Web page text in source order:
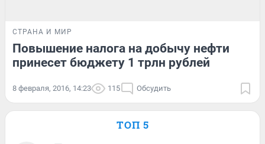
СТРАНА И МИР
Повышение налога на добычу нефти
принесет бюджету 1 трлн рублей
8 февраля, 2016, 14:23 115 Обсудить
ТОП 5